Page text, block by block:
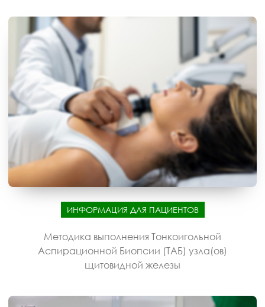
ИНФОРМАЦИЯ ДЛЯ ПАЦИЕНТОВ
Методика выполнения Тонкоигольной
Аспирационной Биопсии (ТАБ) узла(ов)
щитовидной железы